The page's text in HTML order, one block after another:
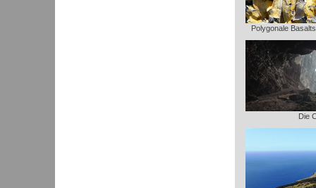
Polygonale
Die